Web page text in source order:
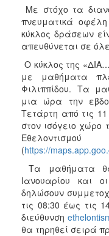
ΤΟΠΟΣ
ΠΟΛΙΤΙΣΜΟΣ
ΑΝΘΕΚΤΙΚΗ
ΠΟΛΗ
Με στόχο τα
πνευματικά
κύκλος δράσεων
απευθύνεται σε
Ο κύκλος της
με μαθήματα
Φιλιππίδου. Τα
μια ώρα την
Τετάρτη από τις
στον ισόγειο χώρο
(https://
Τα μαθήματα
Ιανουαρίου και
δηλώσουν
τις 08:30 έως τις
διεύθυνση
θα τηρηθεί σειρά